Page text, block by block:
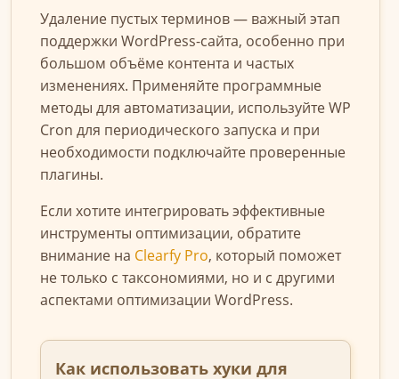
Удаление пустых терминов — важный этап
поддержки WordPress-сайта, особенно при
большом объёме контента и частых
изменениях. Применяйте программные
методы для автоматизации, используйте WP
Cron для периодического запуска и при
необходимости подключайте проверенные
плагины.
Если хотите интегрировать эффективные
инструменты оптимизации, обратите
внимание на Clearfy Pro, который поможет
не только с таксономиями, но и с другими
аспектами оптимизации WordPress.
Как использовать хуки для